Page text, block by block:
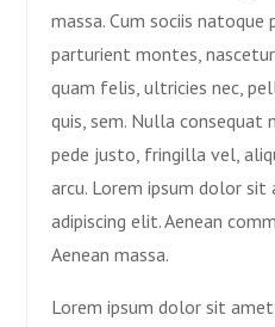
massa. Cum sociis natoque
parturient montes,
quam felis, ultricies nec,
quis, sem. Nulla consequat
pede justo, fringilla vel,
arcu. Lorem ipsum dolor
adipiscing elit. Aenean
Aenean massa.
Lorem ipsum dolor sit